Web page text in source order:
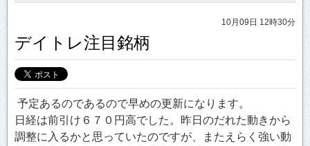
10月09日 12時30分
デイトレ注目銘柄
予定あるのであるので早めの更新になります。
日経は前引け６７０円高でした。昨日のだれた動きから
調整に入るかと思っていたのですが、またえらく強い動